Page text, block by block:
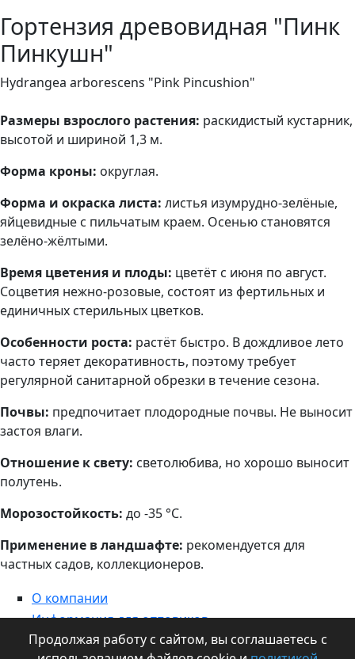
Гортензия древовидная "Пинк
Пинкушн"
Hydrangea arborescens "Pink Pincushion"
Размеры взрослого растения: раскидистый кустарник,
высотой и шириной 1,3 м.
Форма кроны: округлая.
Форма и окраска листа: листья изумрудно-зелёные,
яйцевидные с пильчатым краем. Осенью становятся
зелёно-жёлтыми.
Время цветения и плоды: цветёт с июня по август.
Соцветия нежно-розовые, состоят из фертильных и
единичных стерильных цветков.
Особенности роста: растёт быстро. В дождливое лето
часто теряет декоративность, поэтому требует
регулярной санитарной обрезки в течение сезона.
Почвы: предпочитает плодородные почвы. Не выносит
застоя влаги.
Отношение к свету: светолюбива, но хорошо выносит
полутень.
Морозостойкость: до -35 °С.
Применение в ландшафте: рекомендуется для
частных садов, коллекционеров.
О компании
Информация для оптовиков
Контакты
Продолжая работу с сайтом, вы соглашаетесь с